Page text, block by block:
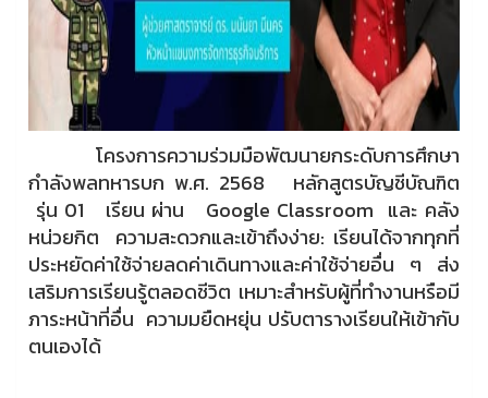
โครงการความร่วมมือพัฒนายกระดับการศึกษา
กำลังพลทหารบก พ.ศ. 2568 หลักสูตรบัญชีบัณฑิต
รุ่น 01 เรียน ผ่าน Google Classroom และ คลัง
หน่วยกิต ความสะดวกและเข้าถึงง่าย: เรียนได้จากทุกที่
ประหยัดค่าใช้จ่ายลดค่าเดินทางและค่าใช้จ่ายอื่น ๆ ส่ง
เสริมการเรียนรู้ตลอดชีวิต เหมาะสำหรับผู้ที่ทำงานหรือมี
ภาระหน้าที่อื่น ความมยืดหยุ่น ปรับตารางเรียนให้เข้ากับ
ตนเองได้